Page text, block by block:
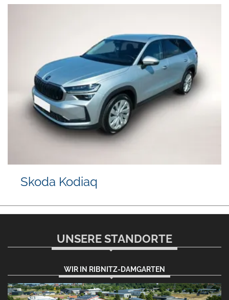
Skoda Kodiaq
UNSERE STANDORTE
WIR IN RIBNITZ-DAMGARTEN